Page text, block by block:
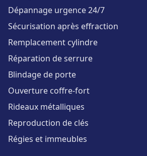
Dépannage urgence 24/7
Sécurisation après effraction
Remplacement cylindre
Réparation de serrure
Blindage de porte
Ouverture coffre-fort
Rideaux métalliques
Reproduction de clés
Régies et immeubles